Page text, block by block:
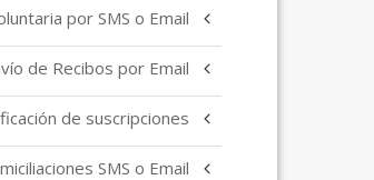
por SMS o Email
de Recibos por Email
de suscripciones
SMS o Email